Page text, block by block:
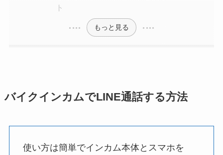
ト
もっと見る
バイクインカムでLINE通話する方法
使い方は簡単でインカム本体とスマホを